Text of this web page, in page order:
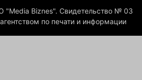
"Media Biznes". Свидетельство № 03
по печати и информации